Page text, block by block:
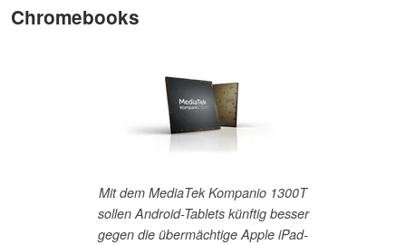
Chromebooks
Mit dem MediaTek Kompanio 1300T
sollen Android-Tablets künftig besser
gegen die übermächtige Apple iPad-